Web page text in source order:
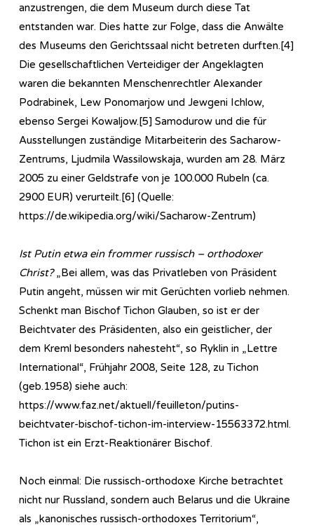
anzustrengen, die dem Museum durch diese Tat
entstanden war. Dies hatte zur Folge, dass die Anwälte
des Museums den Gerichtssaal nicht betreten durften.[4]
Die gesellschaftlichen Verteidiger der Angeklagten
waren die bekannten Menschenrechtler Alexander
Podrabinek, Lew Ponomarjow und Jewgeni Ichlow,
ebenso Sergei Kowaljow.[5] Samodurow und die für
Ausstellungen zuständige Mitarbeiterin des Sacharow-
Zentrums, Ljudmila Wassilowskaja, wurden am 28. März
2005 zu einer Geldstrafe von je 100.000 Rubeln (ca.
2900 EUR) verurteilt.[6] (Quelle:
https://de.wikipedia.org/wiki/Sacharow-Zentrum)
Ist Putin etwa ein frommer russisch – orthodoxer
Christ?„Bei allem, was das Privatleben von Präsident
Putin angeht, müssen wir mit Gerüchten vorlieb nehmen.
Schenkt man Bischof Tichon Glauben, so ist er der
Beichtvater des Präsidenten, also ein geistlicher, der
dem Kreml besonders nahesteht“, so Ryklin in „Lettre
International“, Frühjahr 2008, Seite 128, zu Tichon
(geb.1958) siehe auch:
https://www.faz.net/aktuell/feuilleton/putins-
beichtvater-bischof-tichon-im-interview-15563372.html.
Tichon ist ein Erzt-Reaktionärer Bischof.
Noch einmal: Die russisch-orthodoxe Kirche betrachtet
nicht nur Russland, sondern auch Belarus und die Ukraine
als „kanonisches russisch-orthodoxes Territorium“,